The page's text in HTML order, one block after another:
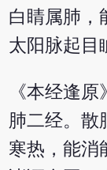
白睛属肺，
太阳脉起目
《本经逢
肺二经。散
寒热，能消